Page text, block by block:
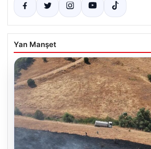
Yan Manşet